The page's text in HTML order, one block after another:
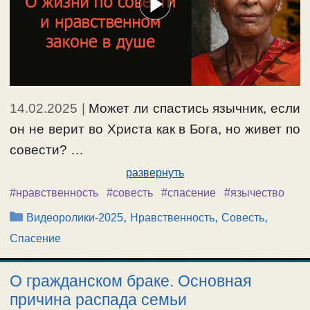
14.02.2025
Может ли спастись язычник, если
он не верит во Христа как в Бога, но живет по
совести? …
развернуть
#нравственность
#совесть #спасение #язычество
Рубрики
Видеоролики-2025, Нравственность,Совесть,
Спасение
О гражданском браке. Основная
причина распада семьи